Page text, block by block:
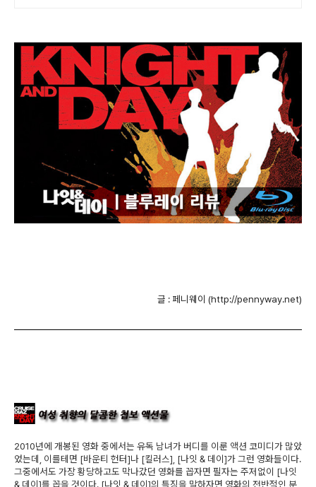
글 : 페니웨이 (http://pennyway.net)
2010년에 개봉된 영화 중에서는 유독 남녀가 버디를 이룬 액션 코미디가 많았
었는데, 이를테면 [바운티 헌터]나 [킬러스], [나잇 & 데이]가 그런 영화들이다.
그중에서도 가장 황당하고도 막나갔던 영화를 꼽자면 필자는 주저없이 [나잇
& 데이]를 꼽을 것이다. [나잇 & 데이]의 특징을 말하자면 영화의 전반적인 분